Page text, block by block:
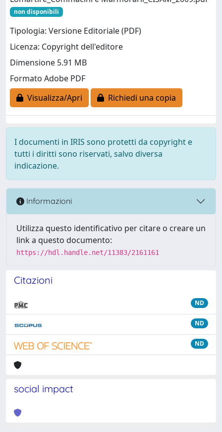
non disponibili
Tipologia: Versione Editoriale (PDF)
Licenza: Copyright dell'editore
Dimensione 5.91 MB
Formato Adobe PDF
Visualizza/Apri
Richiedi una copia
I documenti in IRIS sono protetti da copyright e
tutti i diritti sono riservati, salvo diversa
indicazione.
Informazioni
Utilizza questo identificativo per citare o creare un
link a questo documento:
https://hdl.handle.net/11383/2161161
Citazioni
ND
ND
ND
social impact